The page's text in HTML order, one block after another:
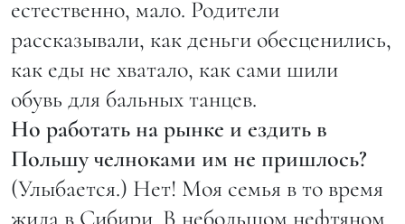
естественно, мало. Родители
рассказывали, как деньги обесценились,
как еды не хватало, как сами шили
обувь для бальных танцев.
Но работать на рынке и ездить в
Польшу челноками им не пришлось?
(Улыбается.) Нет! Моя семья в то время
жила в Сибири. В небольшом нефтяном